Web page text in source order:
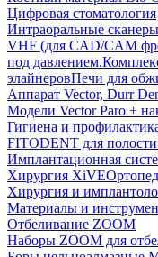
Цифровая стоматология
Интраоральные сканеры
VHF (для CAD/CAM
под давлением.
элайнеровПечи для
Аппарат Vector, Durr
Модели Vector Paro +
Гигиена и
FITODENT для полости
Имплантационная
Хирургия XiVE
Хирургия и
Материалы и
Отбеливание ZOOM
Наборы ZOOM для